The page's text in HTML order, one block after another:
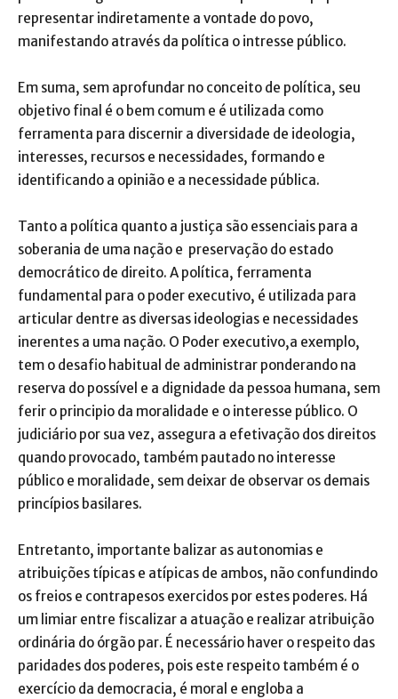
representar indiretamente a vontade do povo,
manifestando através da política o intresse público.
Em suma, sem aprofundar no conceito de política, seu
objetivo final é o bem comum e é utilizada como
ferramenta para discernir a diversidade de ideologia,
interesses, recursos e necessidades, formando e
identificando a opinião e a necessidade pública.
Tanto a política quanto a justiça são essenciais para a
soberania de uma nação e preservação do estado
democrático de direito. A política, ferramenta
fundamental para o poder executivo, é utilizada para
articular dentre as diversas ideologias e necessidades
inerentes a uma nação. O Poder executivo,a exemplo,
tem o desafio habitual de administrar ponderando na
reserva do possível e a dignidade da pessoa humana, sem
ferir o principio da moralidade e o interesse público. O
judiciário por sua vez, assegura a efetivação dos direitos
quando provocado, também pautado no interesse
público e moralidade, sem deixar de observar os demais
princípios basilares.
Entretanto, importante balizar as autonomias e
atribuições típicas e atípicas de ambos, não confundindo
os freios e contrapesos exercidos por estes poderes. Há
um limiar entre fiscalizar a atuação e realizar atribuição
ordinária do órgão par. É necessário haver o respeito das
paridades dos poderes, pois este respeito também é o
exercício da democracia, é moral e engloba a